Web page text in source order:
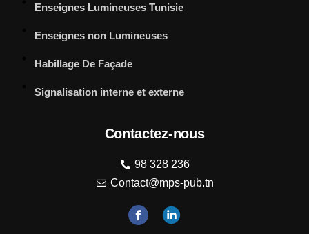
Enseignes Lumineuses Tunisie
Enseignes non Lumineuses
Habillage De Façade
Signalisation interne et externe
Contactez-nous
98 328 236
Contact@mps-pub.tn